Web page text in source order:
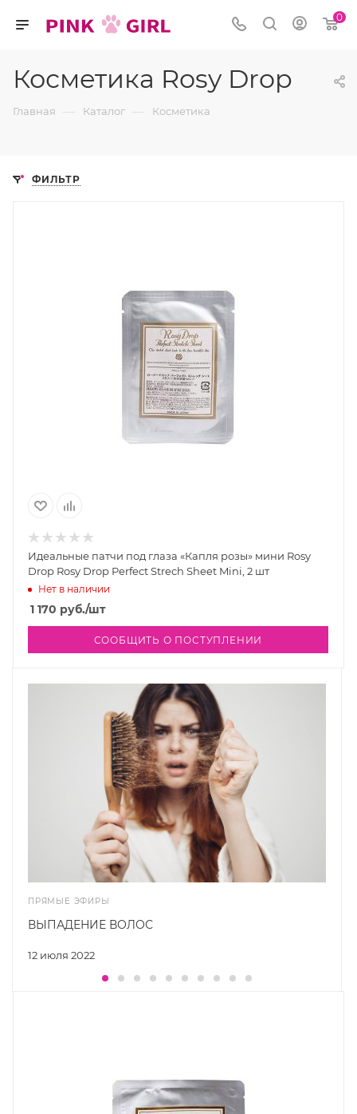
0
Косметика Rosy Drop
Главная — Каталог — Косметика
ФИЛЬТР
Идеальные патчи под глаза «Капля розы» мини Rosy
Drop Rosy Drop Perfect Strech Sheet Mini, 2 шт
Нет в наличии
1 170 руб./шт
СООБЩИТЬ О ПОСТУПЛЕНИИ
ПРЯМЫЕ ЭФИРЫ
12 июля 2022
ВЫПАДЕНИЕ ВОЛОС